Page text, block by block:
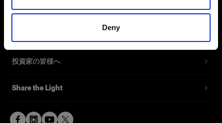
Deny
採用情報
投資家の皆様へ
Share the Light